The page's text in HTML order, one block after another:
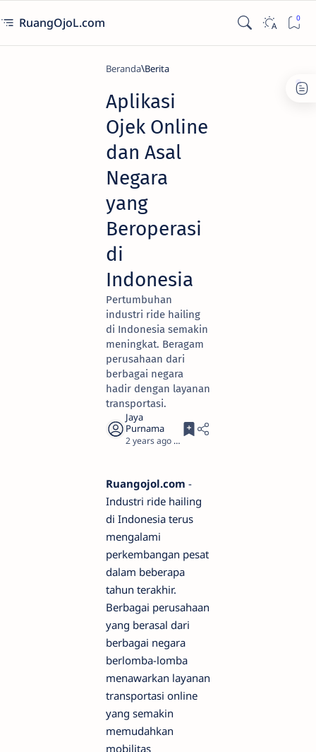
RuangOjoL.com
Beranda Berita
Aplikasi
Ojek Online
dan Asal
Negara
yang
Beroperasi
di
Indonesia
Pertumbuhan
industri ride hailing
di Indonesia semakin
meningkat. Beragam
perusahaan dari
berbagai negara
hadir dengan layanan
transportasi.
2 years ago 5
Ruangojol.com -
Industri ride hailing
di Indonesia terus
mengalami
perkembangan pesat
dalam beberapa
tahun terakhir.
Berbagai perusahaan
yang berasal dari
berbagai negara
berlomba-lomba
menawarkan layanan
transportasi online
yang semakin
memudahkan
mobilitas